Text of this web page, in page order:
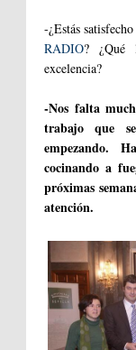
-¿Estás
RADIO? ¿Qué
excelencia?
-Nos falta
trabajo que
empezando.
cocinando a
próximas
atención.